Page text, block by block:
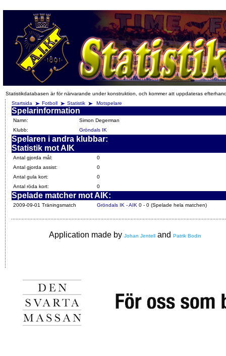
Statistikdatabasen är för närvarande under konstruktion, och kommer att uppdateras
Startsida
Fotboll Statistik Motspelare
Spelarinformation
Namn:
Simon Degerman
Klubb:
Gröndals IK
Spelaren i andra klubbar:
Statistik mot AIK
Antal gjorda mål:
0
Antal gjorda assist:
0
Antal gula kort:
0
Antal röda kort:
0
Spelade matcher mot AIK:
2009-09-01 Träningsmatch Gröndals IK - AIK 0 - 0 (Spelade hela matchen)
Application made by Johan Jentell and Patrik Bodin